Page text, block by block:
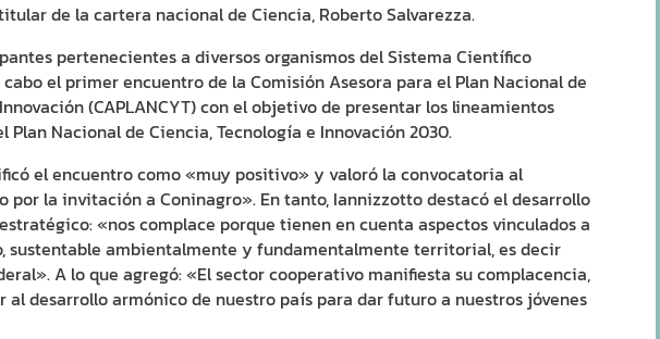
de la cartera nacional de Ciencia, Roberto Salvarezza.
pertenecientes a diversos organismos del Sistema Científico
cabo el primer encuentro de la Comisión Asesora para el Plan Nacional de
(CAPLANCYT) con el objetivo de presentar los lineamientos
Plan Nacional de Ciencia, Tecnología e Innovación 2030.
el encuentro como «muy positivo» y valoró la convocatoria al
por la invitación a Coninagro». En tanto, Iannizzotto destacó el desarrollo
«nos complace porque tienen en cuenta aspectos vinculados a
sustentable ambientalmente y fundamentalmente territorial, es decir
A lo que agregó: «El sector cooperativo manifiesta su complacencia,
al desarrollo armónico de nuestro país para dar futuro a nuestros jóvenes